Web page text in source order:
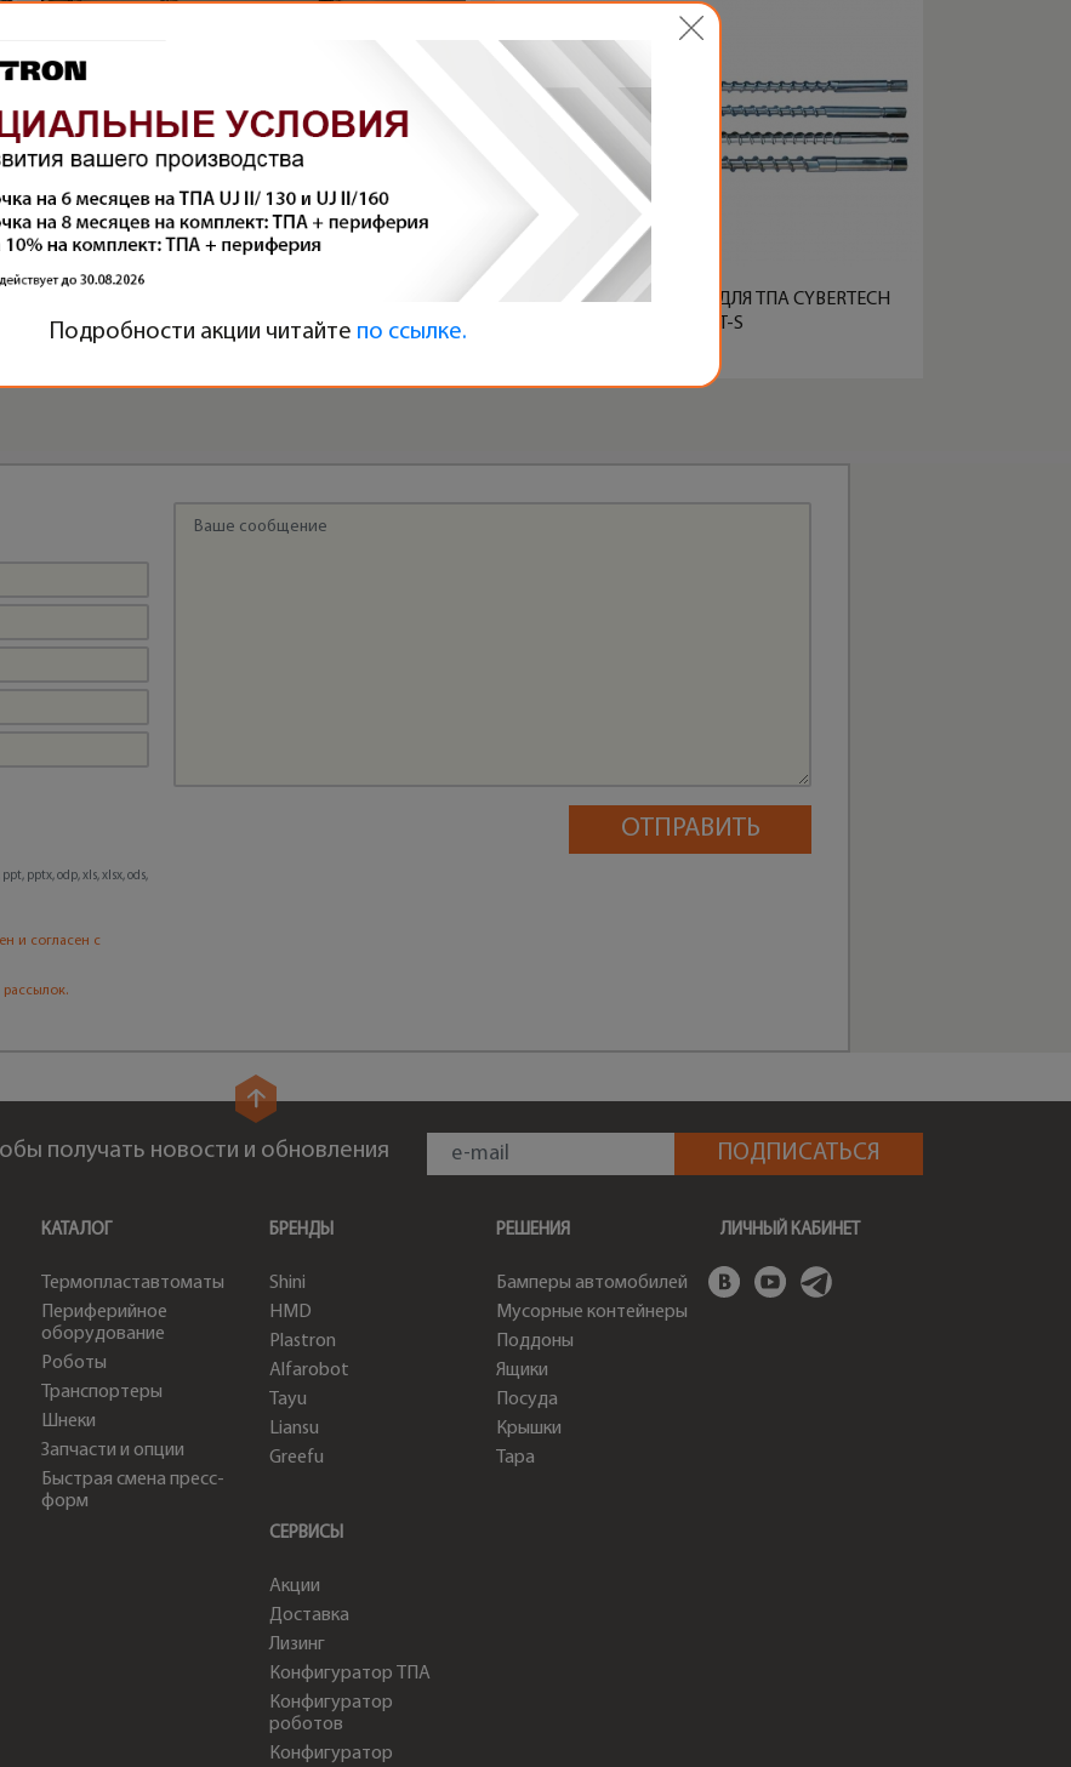
НОВАЯ ПОСТАВКА НА ПРОИЗВОДСТВО В
УЛЬЯНОВСКУЮ ОБЛАСТЬ
ШНЕКИ И ЦИЛИНДРЫ ДЛЯ ТПА CYBERTECH
CVI-ST-S
pptx, odp, xls, xlsx, ods,
и согласен с
получать новости и обновления
КАТАЛОГ
Термопластавтоматы
Периферийное
оборудование
Роботы
Транспортеры
Шнеки
Запчасти и опции
Быстрая смена пресс-
форм
БРЕНДЫ
Shini
HMD
Plastron
Alfarobot
Tayu
Liansu
Greefu
СЕРВИСЫ
Акции
Доставка
Лизинг
Конфигуратор ТПА
Конфигуратор
роботов
Конфигуратор
РЕШЕНИЯ
Бамперы автомобилей
Мусорные контейнеры
Поддоны
Ящики
Посуда
Крышки
Тара
ЛИЧНЫЙ КАБИНЕТ
Подробности акции читайте по ссылке.